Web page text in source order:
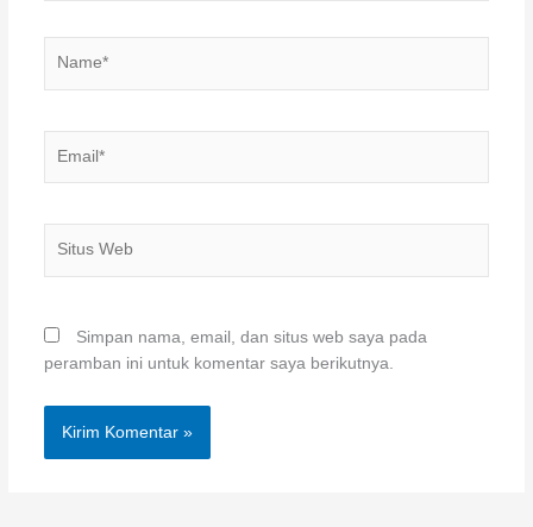
Simpan nama, email, dan situs web saya pada
peramban ini untuk komentar saya berikutnya.